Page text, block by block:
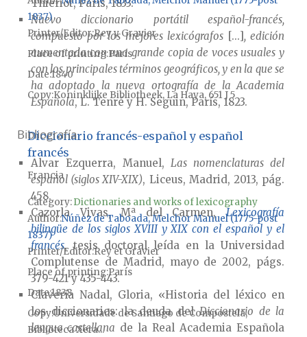
Thiériot, París, 1833.
Nuevo diccionario portátil español-francés,
compuesto por los mejores lexicógrafos[...], edición
aumentada con una grande copia de voces usuales y
con los principales términos geográficos, y en la que se
ha adoptado la nueva ortografía de la Academia
Española, L. Tenré y H. Seguin, París, 1823.
Bibliografía
Alvar Ezquerra, Manuel,Las nomenclaturas del
español (siglos XIV-XIX), Liceus, Madrid, 2013, pág.
458.
Cazorla Vivas, Mª del Carmen,Lexicografía
bilingüe de los siglos XVIII y XIX con el español y el
francés, tesis doctoral leída en la Universidad
Complutense de Madrid, mayo de 2002, págs.
379-421 y 435-443.
Clavería Nadal, Gloria, «Historia del léxico en
los diccionarios: la deuda delDiccionario de la
lengua castellana de la Real Academia Española
1837)
Printer/EditorRey y Gravier
Place of printingParís
Date1840
CopyKoninklijke Bibliotheek, La Haya, 651 J 5
Diccionario francés-español y español
francés
Francia
Category:Dictionaries and works of lexicography
AuthorNúñez de Taboada, Melchor Manuel (1775-post
1837)
Printer/EditorRey et Gravier
Place of printingParís
Date1838
CopyUniversidade de Santiago de Compostela,
Biblioteca Xera...